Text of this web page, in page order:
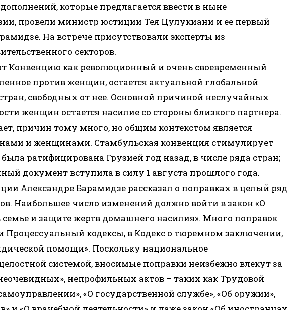
которые предлагается ввести в ныне
провели министр юстиции Тея Цулукиани и ее первый
На встрече присутствовали эксперты из
секторов.
Конвенцию как революционный и очень своевременный
против женщин, остается актуальной глобальной
свободных от нее. Основной причиной неслучайных
женщин остается насилие со стороны близкого партнера.
причин тому много, но общим контекстом является
и женщинами. Стамбульская конвенция стимулирует
ратифицирована Грузией год назад, в числе ряда стран;
документ вступила в силу 1 августа прошлого года.
Александре Барамидзе рассказал о поправках в целый ряд
Наибольшее число изменений должно войти в закон «О
и защите жертв домашнего насилия». Много поправок
Процессуальный кодексы, в Кодекс о тюремном заключении,
помощи». Поскольку национальное
системой, вносимые поправки неизбежно влекут за
непрофильных актов – таких как Трудовой
«О государственной службе», «Об оружии»,